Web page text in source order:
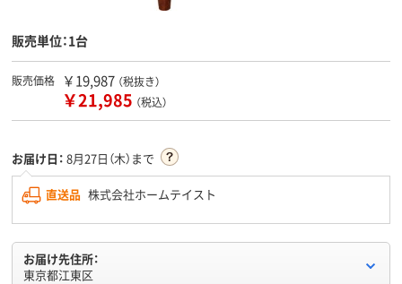
販売単位：1台
販売価格 ￥19,987 （税抜き）
￥21,985 （税込）
お届け日： 8月27日（木）まで
直送品 株式会社ホームテイスト
お届け先住所：
東京都江東区